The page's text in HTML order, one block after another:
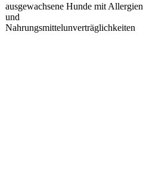
ausgewachsene Hunde mit Allergien
und
Nahrungsmittelunverträglichkeiten